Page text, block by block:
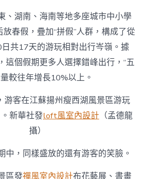
、湖南、海南等地多座城市中小學
放春假，疊加“拼假”人群，構成了從
共17天的游玩相對出行岑嶺。據
這個假期更多人選擇錯峰出行，“五
較往年增長10%以上。
客在江蘇揚州瘦西湖風景區游玩
。新華社發loft風室內設計 （孟德龍
攝）
中，同樣盛放的還有游客的笑臉。
區發禪風室內設計布花藝展、書畫